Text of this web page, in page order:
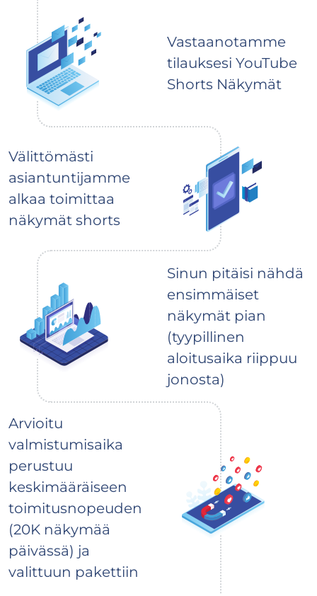
Vastaanotamme
tilauksesi YouTube
Shorts Näkymät
Välittömästi
asiantuntijamme
alkaa toimittaa
näkymät shorts
Sinun pitäisi nähdä
ensimmäiset
näkymät pian
(tyypillinen
aloitusaika riippuu
jonosta)
Arvioitu
valmistumisaika
perustuu
keskimääräiseen
toimitusnopeuden
(20K näkymää
päivässä) ja
valittuun pakettiin